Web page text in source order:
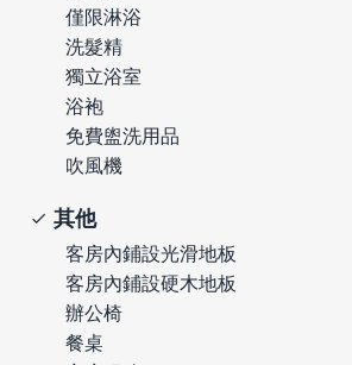
僅限淋浴
洗髮精
獨立浴室
浴袍
免費盥洗用品
吹風機
其他
客房內鋪設光滑地板
客房內鋪設硬木地板
辦公椅
餐桌